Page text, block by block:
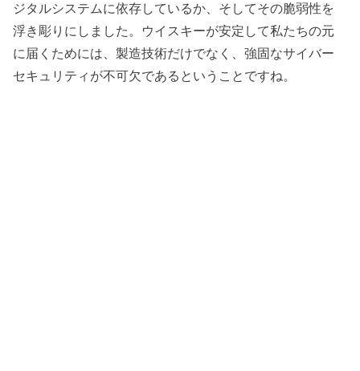
ジタルシステムに依存しているか、そしてその脆弱性を
浮き彫りにしました。ウイスキーが安定して私たちの元
に届くためには、製造技術だけでなく、強固なサイバー
セキュリティが不可欠であるということですね。